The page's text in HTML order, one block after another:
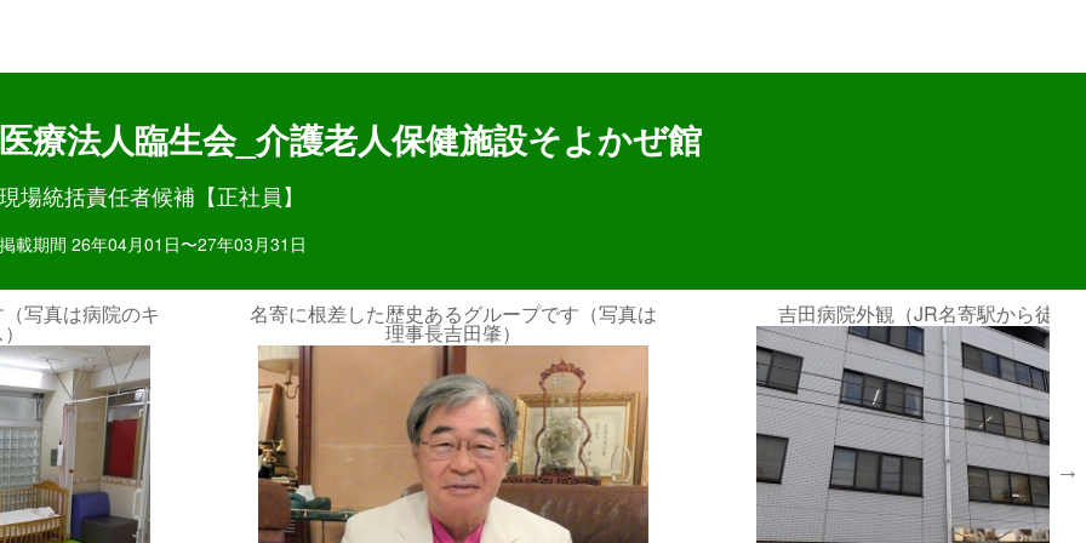
医療法人臨生会_介護老人保健施設そよかぜ館
現場統括責任者候補【正社員】
掲載期間 26年04月01日〜27年03月31日
ープです（写真は
）
吉田病院外観（JR名寄駅から徒歩6分） 病院の託児所を利用可能です（写真は
ッズスペース）